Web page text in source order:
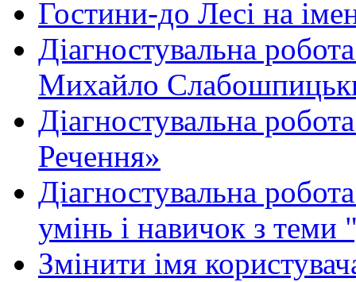
Гостини-до Лесі на
Діагностувальна
Михайло
Діагностувальна
Речення»
Діагностувальна
умінь і навичок з теми
Змінити імя